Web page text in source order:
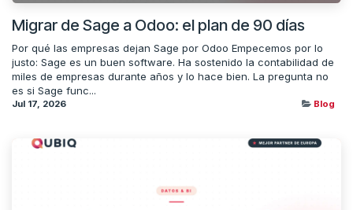
Migrar de Sage a Odoo: el plan de 90 días
Por qué las empresas dejan Sage por Odoo Empecemos por lo
justo: Sage es un buen software. Ha sostenido la contabilidad de
miles de empresas durante años y lo hace bien. La pregunta no
es si Sage func...
Jul 17, 2026 Blog